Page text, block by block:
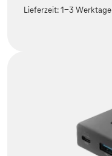
Lieferzeit:1-3 Werktage